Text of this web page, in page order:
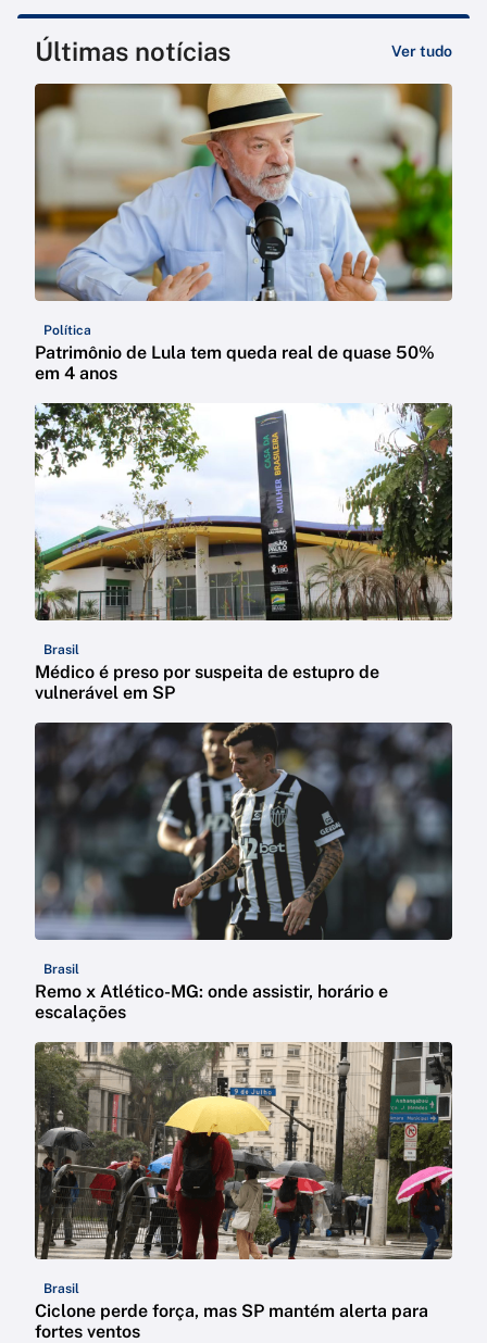
Últimas notícias Ver tudo
Política
Patrimônio de Lula tem queda real de quase 50%
em 4 anos
Brasil
Médico é preso por suspeita de estupro de
vulnerável em SP
Brasil
Remo x Atlético-MG: onde assistir, horário e
escalações
Brasil
Ciclone perde força, mas SP mantém alerta para
fortes ventos